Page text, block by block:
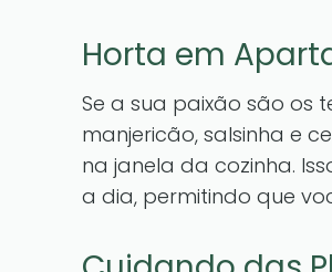
Horta em
Se a sua paixão são os
manjericão, salsinha e
na janela da cozinha.
a dia, permitindo que